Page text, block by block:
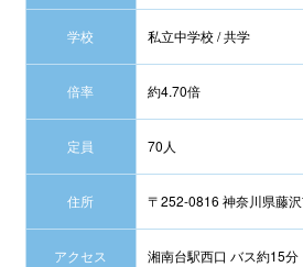
学校 私立中学校 / 共学
倍率 約4.70倍
定員 70人
住所 〒252-0816 神奈川県藤
アクセス 湘南台駅西口 バス約15分